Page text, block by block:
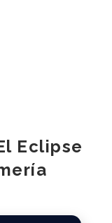
Eclipse